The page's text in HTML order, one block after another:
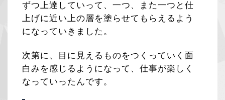
ずつ上達していって、一つ、また一つと仕
上げに近い上の層を塗らせてもらえるよう
になっていきました。
次第に、目に見えるものをつくっていく面
白みを感じるようになって、仕事が楽しく
なっていったんです。